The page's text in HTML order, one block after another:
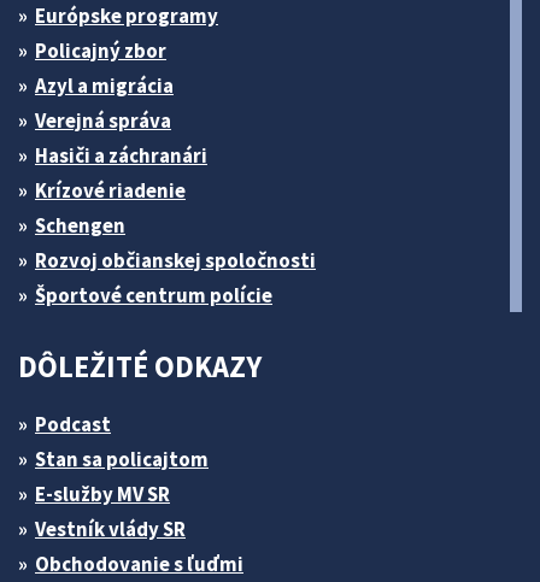
Európske programy
Policajný zbor
Azyl a migrácia
Verejná správa
Hasiči a záchranári
Krízové riadenie
Schengen
Rozvoj občianskej spoločnosti
Športové centrum polície
DÔLEŽITÉ ODKAZY
Podcast
Stan sa policajtom
E-služby MV SR
Vestník vlády SR
Obchodovanie s ľuďmi